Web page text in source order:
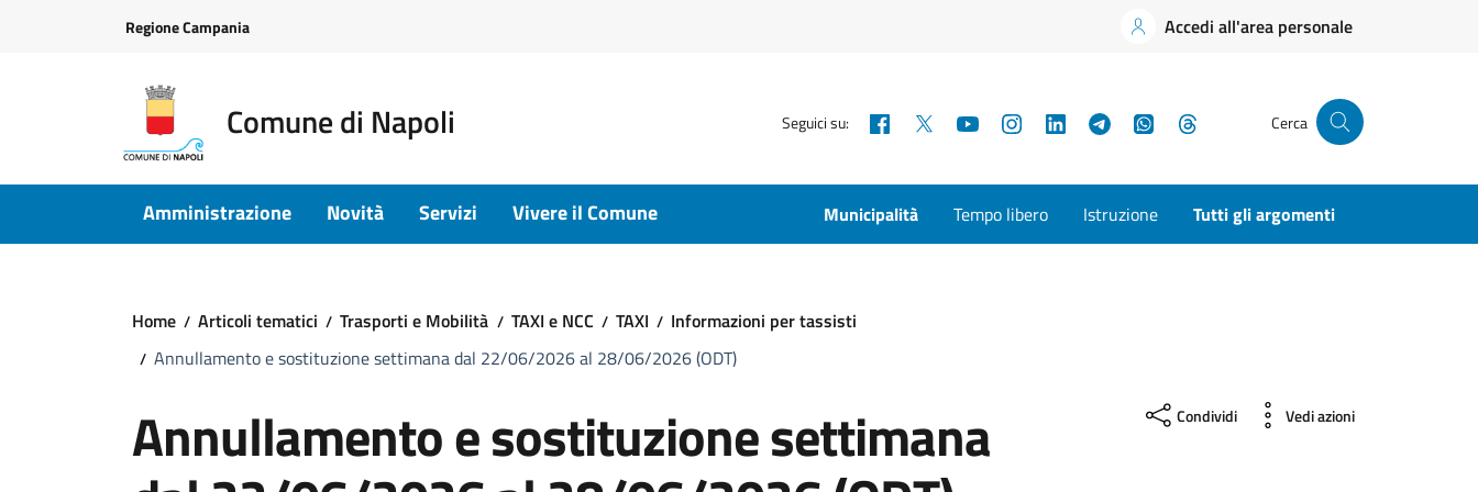
Regione Campania Accedi all'area personale
Comune di Napoli Seguici su: Facebook YouTubeInstagramLinkedInTelegramWhatsApp Cerca
Amministrazione Novità Servizi Vivere il Comune Municipalità Tempo libero Istruzione Tutti gli argomenti
Home Articoli tematici Trasporti e Mobilità TAXI e NCC TAXI
Informazioni per tassisti
Annullamento e sostituzione settimana dal 22/06/2026 al 28/06/2026 (ODT)
Annullamento e sostituzione settimana Condividi Vedi azioni